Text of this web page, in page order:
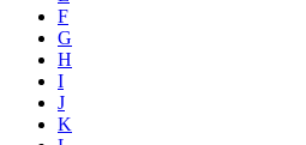
F
G
H
I
J
K